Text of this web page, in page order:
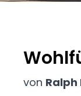
von Ralph